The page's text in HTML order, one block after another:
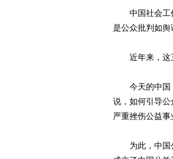
中国社会工作
是公众批判如舆
近年来，这三
今天的中国，
说，如何引导
严重挫伤公益事
为此，中国公